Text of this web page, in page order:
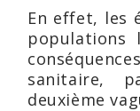
En effet, les
populations
sanitaire,
deuxième